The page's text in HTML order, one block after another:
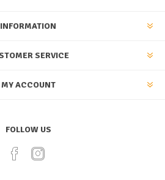
INFORMATION
SERVICE
MY ACCOUNT
FOLLOW US